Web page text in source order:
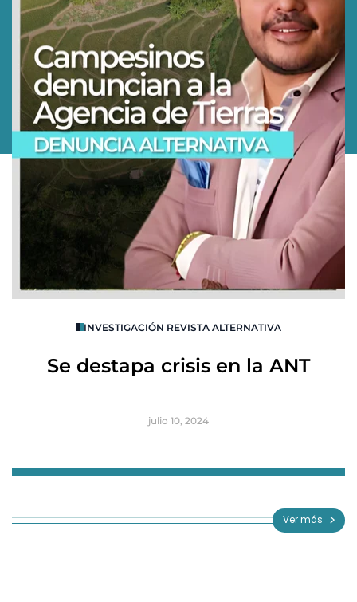
INVESTIGACIÓN REVISTA ALTERNATIVA
Se destapa crisis en la ANT
julio 10, 2024
3
Ver más